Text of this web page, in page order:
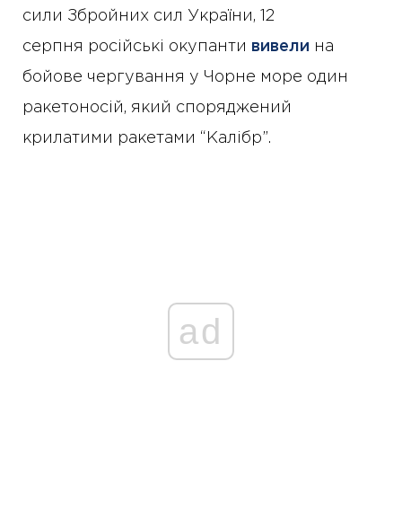
сили Збройних сил України, 12
серпня російські окупанти вивели на
бойове чергування у Чорне море один
ракетоносій, який споряджений
крилатими ракетами “Калібр”.
ad